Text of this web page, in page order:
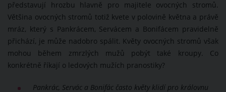
představují hrozbu hlavně pro majitele ovocných stromů.
Většina ovocných stromů totiž kvete v polovině května a právě
mráz, který s Pankrácem, Servácem a Bonifácem pravidelně
přichází, je může nadobro spálit. Květy ovocných stromů však
mohou během zmrzlých mužů pobýt také kroupy. Co
konkrétně říkají o ledových mužích pranostiky?
Pankrác, Servác a Bonifác často květy klidí pro královnu